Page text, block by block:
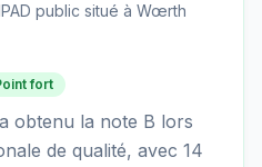
public situé à Wœrth
fort
obtenu la note B lors
de qualité, avec 14